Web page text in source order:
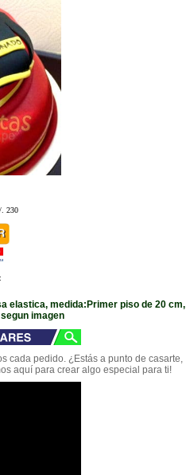
230
elastica, medida:Primer piso de 20 cm,
imagen
cada pedido. ¿Estás a punto de casarte,
aquí para crear algo especial para ti!